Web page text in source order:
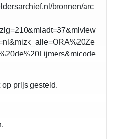
bronnen/arc
prijs gesteld.